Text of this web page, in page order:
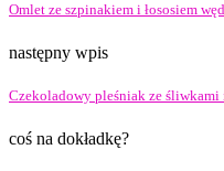
Omlet ze szpinakiem i łososiem
następny wpis
Czekoladowy pleśniak ze
coś na dokładkę?